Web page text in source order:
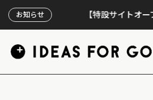
お知らせ 【特設サイトオープン